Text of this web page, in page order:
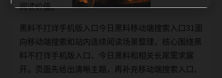
阅读价值。
黑料不打烊手机版入口今日黑料移动端搜索入口31面
向移动端搜索和站内连续阅读场景整理，核心围绕黑
料不打烊手机版入口、今日黑料和相关长尾需求展
开。页面先给出清晰主题，再补充移动端搜索入口、